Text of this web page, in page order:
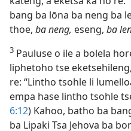
bang ba lōna ba neng ba
thoe, ba neng, eseng, ba
3 Pauluse o ile a bolela
liphetoho tse
re: “Lintho tsohle li
empa hase lintho tsohle
6:12) Kahoo, batho ba
ba Lipaki Tsa Jehova ba